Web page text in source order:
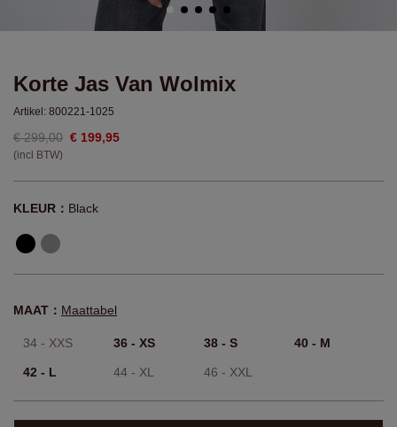
Korte Jas Van Wolmix
Artikel: 800221-1025
€ 299,00 € 199,95
(incl BTW)
KLEUR： Black
MAAT： Maattabel
34 - XXS 36 - XS 38 - S 40 - M
42 - L 44 - XL 46 - XXL